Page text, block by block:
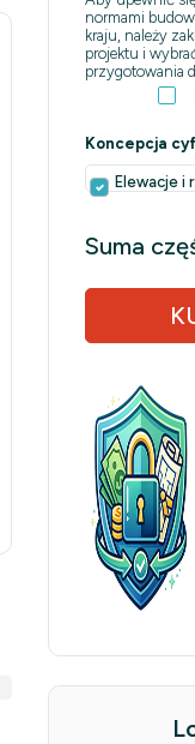
normami
kraju, należy
projektu i
przygotowania
Koncepcja
Elewacje i
Suma